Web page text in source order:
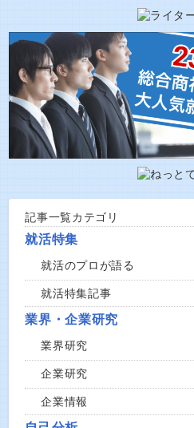
記事一覧カテゴリ
就活特集
就活のプロが語る
就活特集記事
業界・企業研究
業界研究
企業研究
企業情報